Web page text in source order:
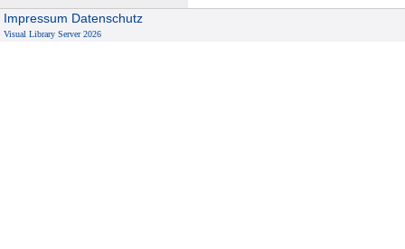
Impressum Datenschutz
Visual Library Server 2026